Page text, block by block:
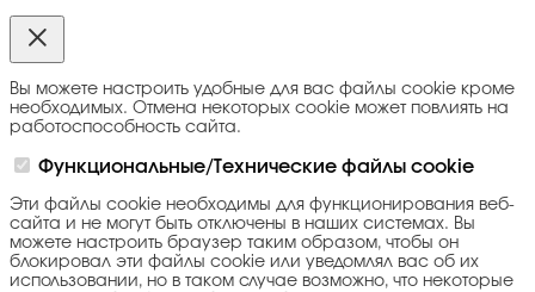
Вы можете настроить удобные для вас файлы cookie кроме
необходимых. Отмена некоторых cookie может повлиять на
работоспособность сайта.
Функциональные/Технические файлы cookie
Эти файлы cookie необходимы для функционирования веб-
сайта и не могут быть отключены в наших системах. Вы
можете настроить браузер таким образом, чтобы он
блокировал эти файлы cookie или уведомлял вас об их
использовании, но в таком случае возможно, что некоторые